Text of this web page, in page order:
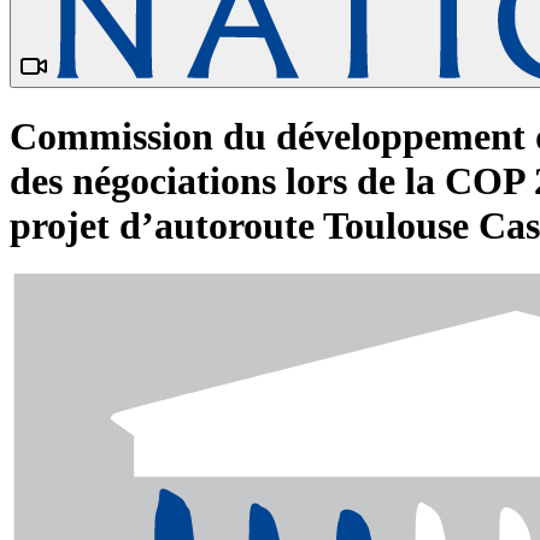
Commission du
des négociations lors de la
projet d’autoroute Toulouse